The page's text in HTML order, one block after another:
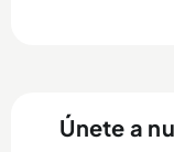
Únete a